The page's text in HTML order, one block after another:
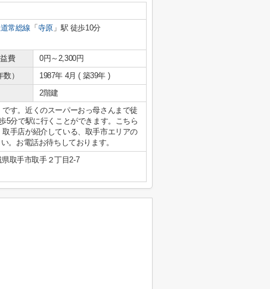
常総線 「 寺原」駅 徒歩10分
費
0円～2,300円
）
1987年 4月 ( 築39年 )
2階建
す。近くのスーパーおっ母さんまで徒
5分で駅に行くことができます。こちら
手店が紹介している、取手市エリアの
。お電話お待ちしております。
県取手市取手２丁目2-7